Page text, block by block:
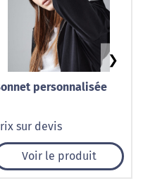
personnalisée
sur devis
Voir le produit
❯